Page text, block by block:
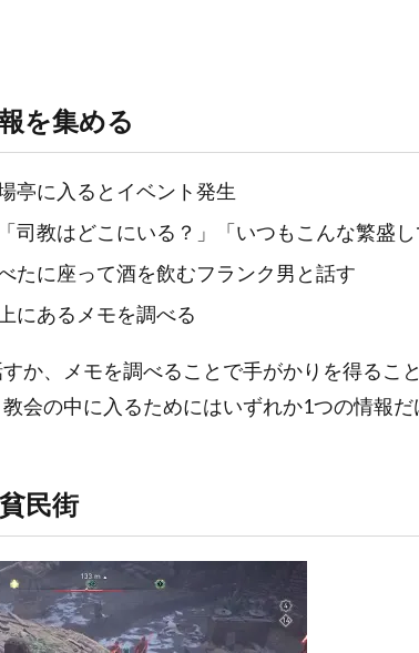
を集める
亭に入るとイベント発生
司教はどこにいる？」「いつもこんな繁盛
たに座って酒を飲むフランク男と話す
にあるメモを調べる
か、メモを調べることで手がかりを得るこ
会の中に入るためにはいずれか1つの情報だ
民街